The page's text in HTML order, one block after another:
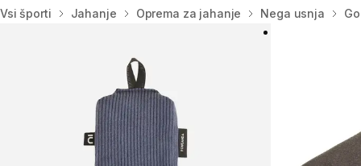
Domov
Vsi športi Jahanje Oprema za jahanje Nega usnja